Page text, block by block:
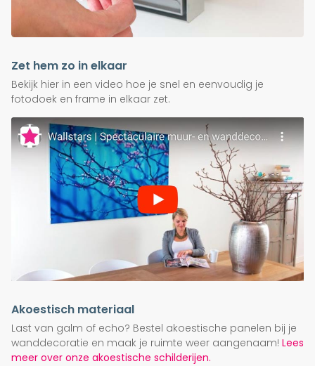
Zet hem zo in elkaar
Bekijk hier in een video hoe je snel en eenvoudig je
fotodoek en frame in elkaar zet.
Akoestisch materiaal
Last van galm of echo? Bestel akoestische panelen bij je
wanddecoratie en maak je ruimte weer aangenaam! Lees
meer over onze akoestische schilderijen.